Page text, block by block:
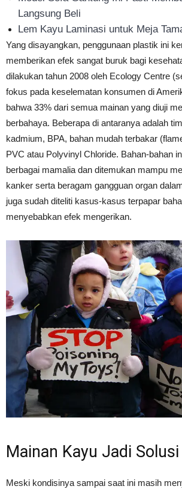
Langsung Beli
Lem Kayu Laminasi untuk Meja
Yang disayangkan, penggunaan plastik ini
memberikan efek sangat buruk bagi
dilakukan tahun 2008 oleh Ecology Centre
fokus pada keselematan konsumen di
bahwa 33% dari semua mainan yang diuji
berbahaya. Beberapa di antaranya adalah
kadmium, BPA, bahan mudah terbakar
PVC atau Polyvinyl Chloride. Bahan-bahan
berbagai mamalia dan ditemukan mampu
kanker serta beragam gangguan organ
juga sudah diteliti kasus-kasus terpapar
menyebabkan efek mengerikan.
Mainan Kayu Jadi Solusi
Meski kondisinya sampai saat ini masih